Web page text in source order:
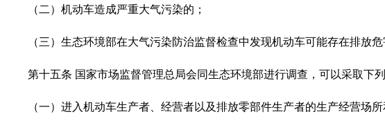
（二）机动车造成严重大气污染的；
（三）生态环境部在大气污染防治监督检查中发现机动车可能存在排放危
第十五条 国家市场监督管理总局会同生态环境部进行调查，可以采取下列
（一）进入机动车生产者、经营者以及排放零部件生产者的生产经营场